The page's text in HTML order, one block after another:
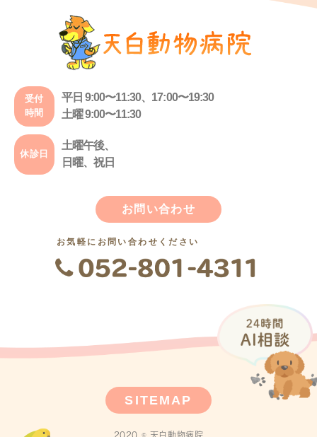
受付
時間
平日 9:00〜11:30、17:00〜19:30
土曜 9:00〜11:30
休診日
土曜午後、
日曜、祝日
お問い合わせ
お気軽にお問い合わせください
SITEMAP
2020 © 天白動物病院